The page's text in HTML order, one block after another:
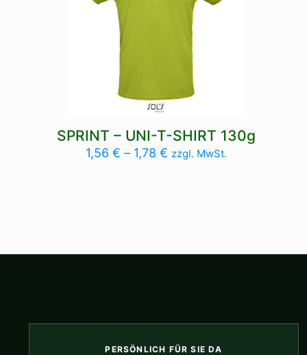
SPRINT – UNI-T-SHIRT 130g
1,56€ – 1,78€ zzgl. MwSt.
PERSÖNLICH FÜR SIE DA